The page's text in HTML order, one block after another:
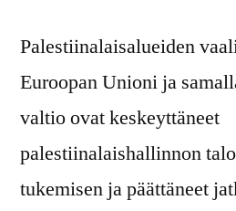
Palestiinalaisalueiden
Euroopan Unioni ja
valtio ovat keskeyttäneet
palestiinalaishallinnon
tukemisen ja päättäneet